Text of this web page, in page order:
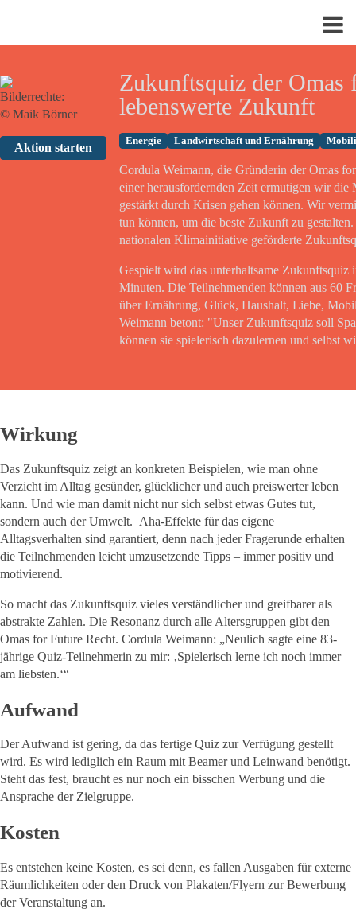
Bilderrechte:
© Maik Börner
Aktion starten
Zukunftsquiz der Omas
lebenswerte Zukunft
Energie Landwirtschaft und Ernährung
Cordula Weimann, die Gründerin der Omas
einer herausfordernden Zeit ermutigen wir die
gestärkt durch Krisen gehen können. Wir
tun können, um die beste Zukunft zu
nationalen Klimainitiative geförderte
Gespielt wird das unterhaltsame
Minuten. Die Teilnehmenden können aus 60
über Ernährung, Glück, Haushalt, Liebe,
Weimann betont: "Unser Zukunftsquiz soll
können sie spielerisch dazulernen und selbst
Wirkung
Das Zukunftsquiz zeigt an konkreten Beispielen, wie man ohne
Verzicht im Alltag gesünder, glücklicher und auch preiswerter leben
kann. Und wie man damit nicht nur sich selbst etwas Gutes tut,
sondern auch der Umwelt. Aha-Effekte für das eigene
Alltagsverhalten sind garantiert, denn nach jeder Fragerunde erhalten
die Teilnehmenden leicht umzusetzende Tipps – immer positiv und
motivierend.
So macht das Zukunftsquiz vieles verständlicher und greifbarer als
abstrakte Zahlen. Die Resonanz durch alle Altersgruppen gibt den
Omas for Future Recht. Cordula Weimann: „Neulich sagte eine 83-
jährige Quiz-Teilnehmerin zu mir: ‚Spielerisch lerne ich noch immer
am liebsten.‘“
Aufwand
Der Aufwand ist gering, da das fertige Quiz zur Verfügung gestellt
wird. Es wird lediglich ein Raum mit Beamer und Leinwand benötigt.
Steht das fest, braucht es nur noch ein bisschen Werbung und die
Ansprache der Zielgruppe.
Kosten
Es entstehen keine Kosten, es sei denn, es fallen Ausgaben für externe
Räumlichkeiten oder den Druck von Plakaten/Flyern zur Bewerbung
der Veranstaltung an.